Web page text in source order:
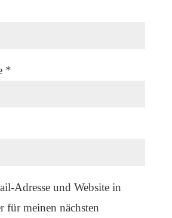
*
Adresse und Website in
für meinen nächsten